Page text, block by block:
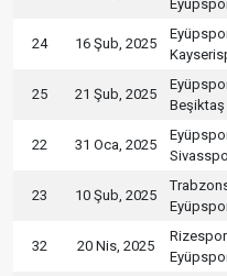
24 16 Şub, 2025
25 21 Şub, 2025
Beşiktaş
22 31 Oca, 2025
23 10 Şub, 2025
32 20 Nis, 2025
Rizespor